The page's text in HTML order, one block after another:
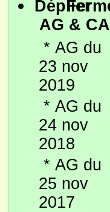
AG & CA
* AG du
23 nov
2019
* AG du
24 nov
2018
* AG du
25 nov
2017